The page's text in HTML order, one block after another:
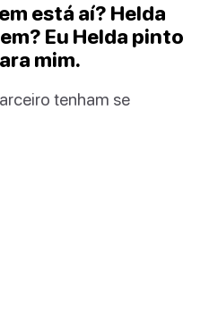
está aí? Helda
Eu Helda pinto
mim.
tenham se